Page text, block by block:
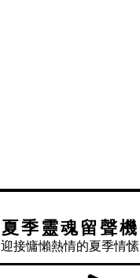
夏季靈魂留聲機
迎接慵懶熱情的夏季情愫